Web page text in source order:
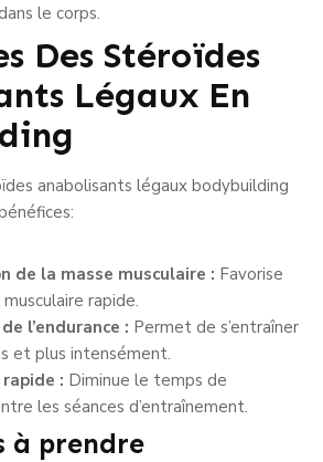
le corps.
Des Stéroïdes
Légaux En
anabolisants légaux bodybuilding
de la masse musculaire : Favorise
rapide.
l’endurance : Permet de s’entraîner
et plus intensément.
: Diminue le temps de
les séances d’entraînement.
à prendre